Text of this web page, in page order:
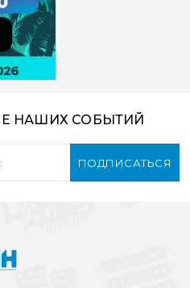
НАШИХ СОБЫТИЙ
ПОДПИСАТЬСЯ